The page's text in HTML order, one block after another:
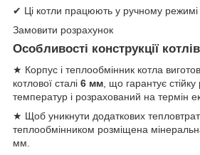
✔ Ці котли працюють у ручному режимі
Замовити розрахунок
Особливості конструкції котлів
★ Корпус і теплообмінник котла
котлової сталі 6 мм, що гарантує
температур і розрахований на термін
★ Щоб уникнути додаткових
теплообмінником розміщена
мм.